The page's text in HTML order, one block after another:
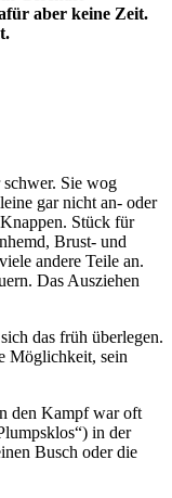
aber keine Zeit.
Sie wog
gar nicht an- oder
Stück für
Brust- und
andere Teile an.
Das Ausziehen
das früh überlegen.
Möglichkeit, sein
den Kampf war oft
in der
Busch oder die